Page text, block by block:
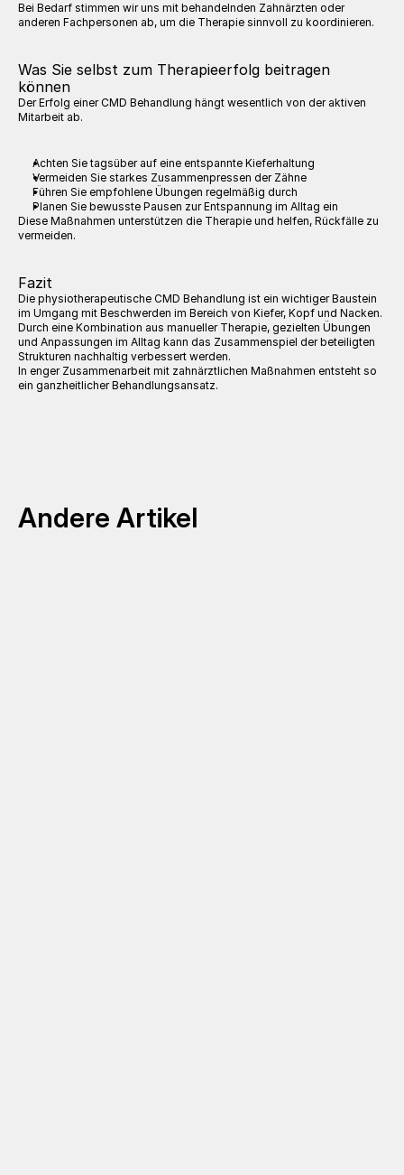
Bei Bedarf stimmen wir uns mit behandelnden Zahnärzten oder
anderen Fachpersonen ab, um die Therapie sinnvoll zu koordinieren.
Was Sie selbst zum Therapieerfolg beitragen
können
Der Erfolg einer CMD Behandlung hängt wesentlich von der aktiven
Mitarbeit ab.
Achten Sie tagsüber auf eine entspannte Kieferhaltung
Vermeiden Sie starkes Zusammenpressen der Zähne
Führen Sie empfohlene Übungen regelmäßig durch
Planen Sie bewusste Pausen zur Entspannung im Alltag ein
Diese Maßnahmen unterstützen die Therapie und helfen, Rückfälle zu
vermeiden.
Fazit
Die physiotherapeutische CMD Behandlung ist ein wichtiger Baustein
im Umgang mit Beschwerden im Bereich von Kiefer, Kopf und Nacken.
Durch eine Kombination aus manueller Therapie, gezielten Übungen
und Anpassungen im Alltag kann das Zusammenspiel der beteiligten
Strukturen nachhaltig verbessert werden.
In enger Zusammenarbeit mit zahnärztlichen Maßnahmen entsteht so
ein ganzheitlicher Behandlungsansatz.
Andere Artikel